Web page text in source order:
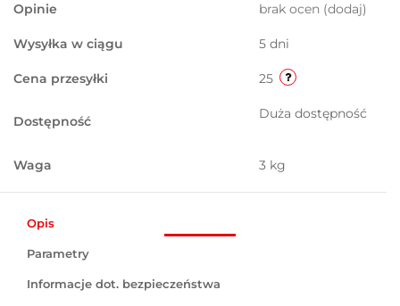
Opinie brak ocen (dodaj)
Wysyłka w ciągu 5 dni
Cena przesyłki 25
Dostępność Duża dostępność
Waga 3 kg
Opis
Parametry
Informacje dot. bezpieczeństwa